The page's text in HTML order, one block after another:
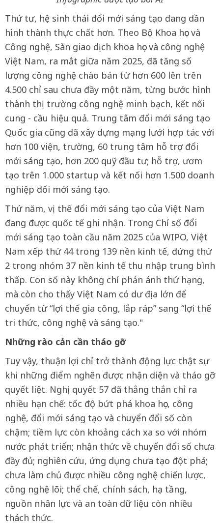
Thứ tư, hệ sinh thái đổi mới sáng tạo đang dần
hình thành thực chất hơn. Theo Bộ Khoa học và
Công nghệ, Sàn giao dịch khoa học và công nghệ
Việt Nam, ra mắt giữa năm 2025, đã tăng số
lượng công nghệ chào bán từ hơn 600 lên trên
4.500 chỉ sau chưa đầy một năm, từng bước hình
thành thị trường công nghệ minh bạch, kết nối
cung - cầu hiệu quả. Trung tâm đổi mới sáng tạo
Quốc gia cũng đã xây dựng mạng lưới hợp tác với
hơn 100 viện, trường, 60 trung tâm hỗ trợ đổi
mới sáng tạo, hơn 200 quỹ đầu tư; hỗ trợ, ươm
tạo trên 1.000 startup và kết nối hơn 1.500 doanh
nghiệp đổi mới sáng tạo.
Thứ năm, vị thế đổi mới sáng tạo của Việt Nam
đang được quốc tế ghi nhận. Trong Chỉ số đổi
mới sáng tạo toàn cầu năm 2025 của WIPO, Việt
Nam xếp thứ 44 trong 139 nền kinh tế, đứng thứ
2 trong nhóm 37 nền kinh tế thu nhập trung bình
thấp. Con số này không chỉ phản ánh thứ hạng,
mà còn cho thấy Việt Nam có dư địa lớn để
chuyển từ “lợi thế gia công, lắp ráp” sang “lợi thế
tri thức, công nghệ và sáng tạo."
Những rào cản cần tháo gỡ
Tuy vậy, thuận lợi chỉ trở thành động lực thật sự
khi những điểm nghẽn được nhận diện và tháo gỡ
quyết liệt. Nghị quyết 57 đã thẳng thắn chỉ ra
nhiều hạn chế: tốc độ bứt phá khoa học, công
nghệ, đổi mới sáng tạo và chuyển đổi số còn
chậm; tiềm lực còn khoảng cách xa so với nhóm
nước phát triển; nhận thức về chuyển đổi số chưa
đầy đủ; nghiên cứu, ứng dụng chưa tạo đột phá;
chưa làm chủ được nhiều công nghệ chiến lược,
công nghệ lõi; thể chế, chính sách, hạ tầng,
nguồn nhân lực và an toàn dữ liệu còn nhiều
thách thức.